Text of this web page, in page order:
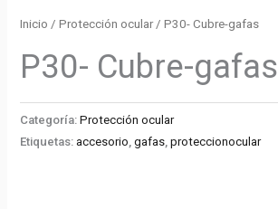
Inicio /Protección ocular/ P30- Cubre-gafas
P30- Cubre-gafas
Categoría:Protección ocular
Etiquetas:accesorio ,gafas ,proteccionocular